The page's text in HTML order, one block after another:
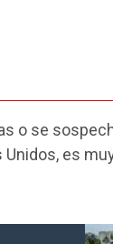
o se
es